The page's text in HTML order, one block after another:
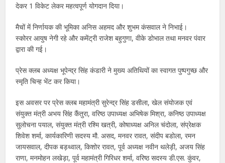
देकर 1 विकेट लेकर महत्वपूर्ण योगदान दिया।
मैचों में निर्णायक की भूमिका अनिस अहमद और शुभम कंसवाल ने निभाई।
स्कोरर आयुष नेगी रहे और कमेंट्री राजेश बहुगुणा, वीके डोभाल तथा मनवर पंवार
द्वारा की गई।
प्रेस क्लब अध्यक्ष भूपेन्द्र सिंह कंडारी ने मुख्य अतिथियों का स्वागत पुष्पगुच्छ और
स्मृति चिन्ह भेंट कर किया।
इस अवसर पर प्रेस क्लब महामंत्री सुरेन्द्र सिंह डसीला, खेल संयोजक एवं
संयुक्त मंत्री अभय सिंह कैंतुरा, वरिष्ठ उपाध्यक्ष अभिषेक मिश्रा, कनिष्ठ उपाध्यक्ष
सुलोचना पयाल, संयुक्त मंत्री रश्मि खत्री, कोषाध्यक्ष अनिल चंदोला, संप्रेक्षक
शिवेश शर्मा, कार्यकारिणी सदस्य मौ. असद, मनवर रावत, संदीप बडोला, रमन
जायसवाल, दीपक बड़थ्वाल, किशोर रावत, पूर्व अध्यक्ष नवीन थलेड़ी, अजय सिंह
राणा, मनमोहन लखेड़ा, पूर्व महामंत्री गिरिधर शर्मा, वरिष्ठ सदस्य डी.एस. कुंवर,